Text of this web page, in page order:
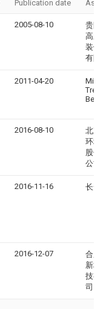
Publication date
2005-08-10
贵阳
高新
装饰
有限
2011-04-20
Berry
2016-08-10
北京
环境
股份
公司
2016-11-16 长安
2016-12-07
合肥
新材
技有
司